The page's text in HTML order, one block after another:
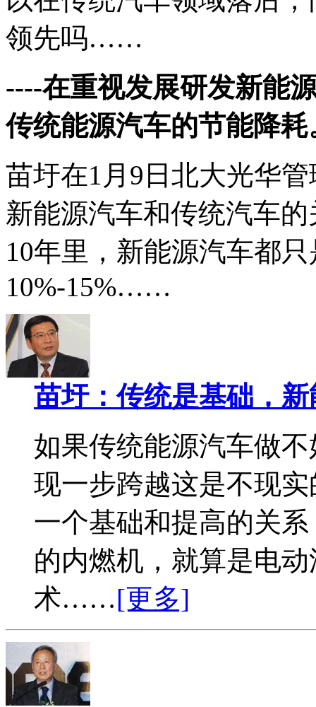
领先吗……
----在重视发展研发新能
传统能源汽车的节能降耗
苗圩在1月9日北大光华
新能源汽车和传统汽车
10年里，新能源汽车都
10%-15%……
苗圩：传统是基础，
如果传统能源汽车做
现一步跨越这是不现
一个基础和提高的关
的内燃机，就算是电
术……[更多]